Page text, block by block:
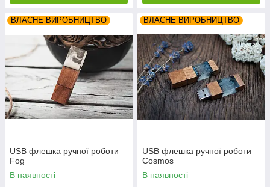
ВЛАСНЕ ВИРОБНИЦТВО
USB флешка ручної роботи
Fog
В наявності
ВЛАСНЕ ВИРОБНИЦТВО
USB флешка ручної роботи
Cosmos
В наявності